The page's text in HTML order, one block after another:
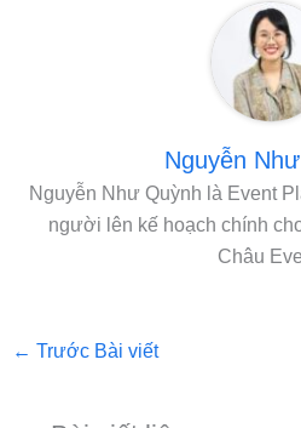
Nguyễn
Nguyễn Như Quỳnh là Event
người lên kế hoạch chính
Châu
← Trước Bài viết